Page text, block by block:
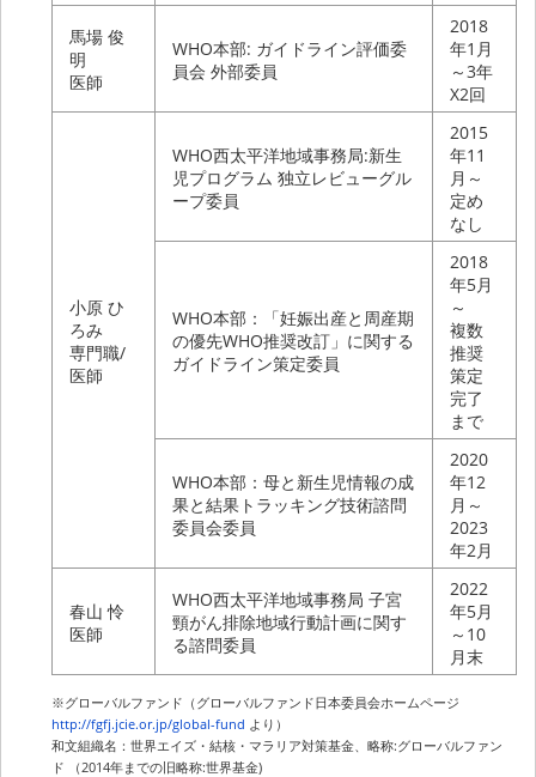
馬場 俊
明
医師
WHO本部: ガイドライン評価委
員会 外部委員
2018
年1月
～3年
X2回
小原 ひ
ろみ
専門職/
医師
WHO西太平洋地域事務局:新生
児プログラム 独立レビューグル
ープ委員
2015
年11
月～
定め
なし
WHO本部：「妊娠出産と周産期
の優先WHO推奨改訂」に関する
ガイドライン策定委員
2018
年5月
～
複数
推奨
策定
完了
まで
WHO本部：母と新生児情報の成
果と結果トラッキング技術諮問
委員会委員
2020
年12
月～
2023
年2月
春山 怜
医師
WHO西太平洋地域事務局 子宮
頸がん排除地域行動計画に関す
る諮問委員
2022
年5月
～10
月末
※グローバルファンド（グローバルファンド日本委員会ホームページ
http://fgfj.jcie.or.jp/global-fund より）
和文組織名：世界エイズ・結核・マラリア対策基金、略称:グローバルファン
ド （2014年までの旧略称:世界基金)